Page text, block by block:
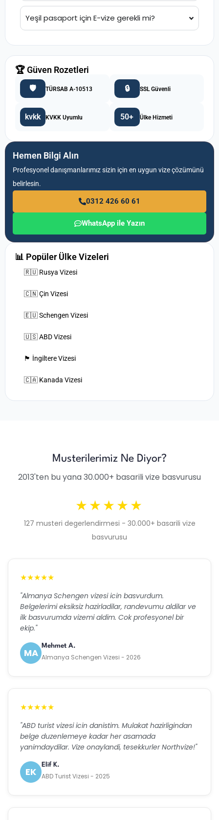
Yeşil pasaport için E-vize gerekli mi?
🏆 Güven Rozetleri
🛡️ TÜRSAB A-10513 🔒 SSL Güvenli
kvkk KVKK Uyumlu 50+ Ülke Hizmeti
Hemen Bilgi Alın
Profesyonel danışmanlarımız sizin için en uygun vize çözümünü
belirlesin.
0312 426 60 61
WhatsApp ile Yazın
📊 Popüler Ülke Vizeleri
🇷🇺 Rusya Vizesi
🇨🇳 Çin Vizesi
🇪🇺 Schengen Vizesi
🇺🇸 ABD Vizesi
🏴󠁧󠁢󠁥󠁮󠁧󠁿 İngiltere Vizesi
🇨🇦 Kanada Vizesi
Musterilerimiz Ne Diyor?
2013'ten bu yana 30.000+ basarili vize basvurusu
★★★★★
127 musteri degerlendirmesi - 30.000+ basarili vize
basvurusu
★★★★★
"Almanya Schengen vizesi icin basvurdum.
Belgelerimi eksiksiz hazirladilar, randevumu aldilar ve
ilk basvurumda vizemi aldim. Cok profesyonel bir
ekip."
MA
Mehmet A.
Almanya Schengen Vizesi - 2026
★★★★★
"ABD turist vizesi icin danistim. Mulakat hazirligindan
belge duzenlemeye kadar her asamada
yanimdaydilar. Vize onaylandi, tesekkurler Northvize!"
EK
Elif K.
ABD Turist Vizesi - 2025